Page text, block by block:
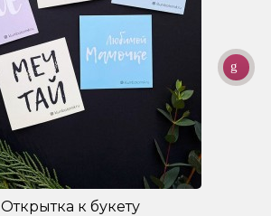
Открытка к букету